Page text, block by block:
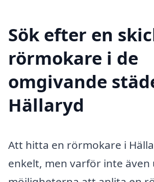
Sök efter en
rörmokare i de
omgivande
Hällaryd
Att hitta en rörmokare i
enkelt, men varför inte även